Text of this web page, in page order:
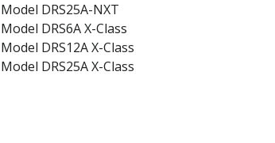
Model DRS25A-NXT
Model DRS6A X-Class
Model DRS12A X-Class
Model DRS25A X-Class